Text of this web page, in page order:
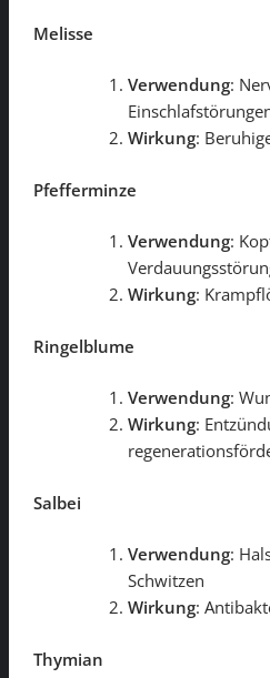
Melisse
Verwendung:
Wirkung:
Pfefferminze
Verwendung:
Wirkung:
Ringelblume
Verwendung:
Wirkung:
Salbei
Verwendung:
Schwitzen
Wirkung:
Thymian